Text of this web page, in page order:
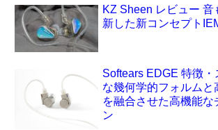
KZ Sheen レビュー 音
新した新コンセプト
Softears EDGE 特徴
な幾何学的フォルムと
を融合させた高機能な
ン